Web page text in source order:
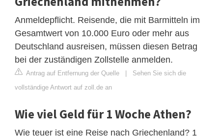
Anmeldepflicht. Reisende, die mit Barmitteln im
Gesamtwert von 10.000 Euro oder mehr aus
Deutschland ausreisen, müssen diesen Betrag
bei der zuständigen Zollstelle anmelden.
Antrag auf Entfernung der Quelle | Sehen Sie sich die
vollständige Antwort auf zoll.de an
Wie viel Geld für 1 Woche Athen?
Wie teuer ist eine Reise nach Griechenland? 1